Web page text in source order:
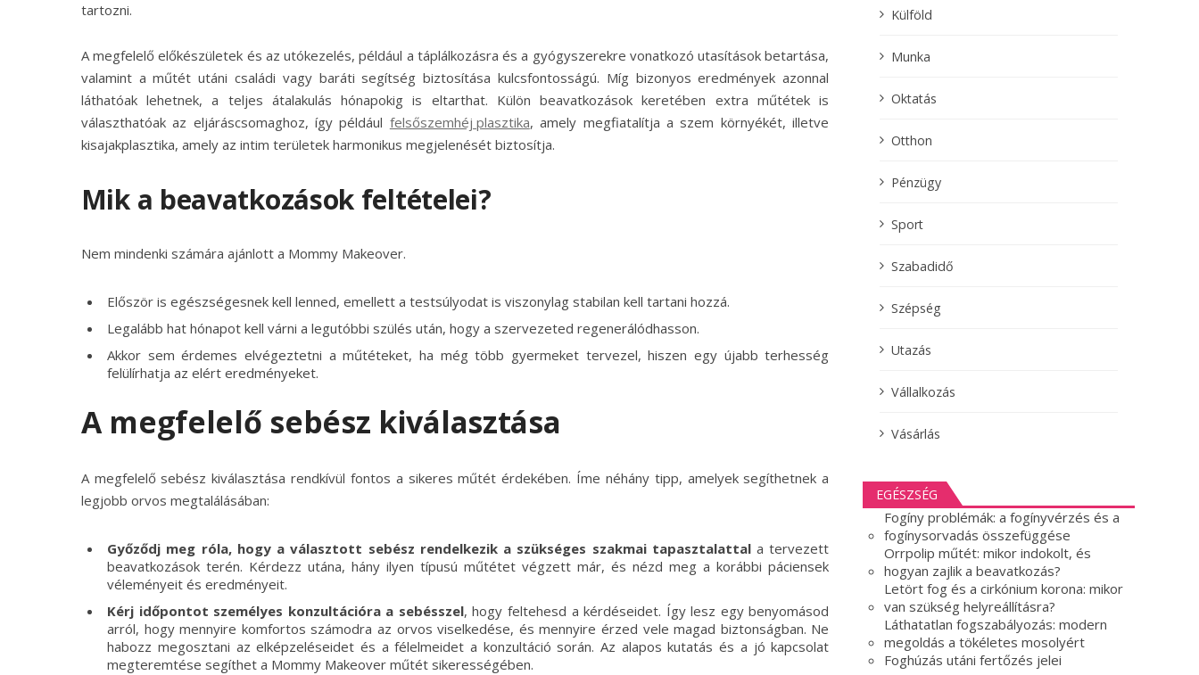
tartozni.
A megfelelő előkészületek és az utókezelés, például a táplálkozásra és a gyógyszerekre vonatkozó utasítások betartása,
valamint a műtét utáni családi vagy baráti segítség biztosítása kulcsfontosságú. Míg bizonyos eredmények azonnal
láthatóak lehetnek, a teljes átalakulás hónapokig is eltarthat. Külön beavatkozások keretében extra műtétek is
választhatóak az eljáráscsomaghoz, így például felsőszemhéj plasztika, amely megfiatalítja a szem környékét, illetve
kisajakplasztika, amely az intim területek harmonikus megjelenését biztosítja.
Mik a beavatkozások feltételei?
Nem mindenki számára ajánlott a Mommy Makeover.
Először is egészségesnek kell lenned, emellett a testsúlyodat is viszonylag stabilan kell tartani hozzá.
Legalább hat hónapot kell várni a legutóbbi szülés után, hogy a szervezeted regenerálódhasson.
Akkor sem érdemes elvégeztetni a műtéteket, ha még több gyermeket tervezel, hiszen egy újabb terhesség
felülírhatja az elért eredményeket.
A megfelelő sebész kiválasztása
A megfelelő sebész kiválasztása rendkívül fontos a sikeres műtét érdekében. Íme néhány tipp, amelyek segíthetnek a
legjobb orvos megtalálásában:
Győződj meg róla, hogy a választott sebész rendelkezik a szükséges szakmai tapasztalattala tervezett
beavatkozások terén. Kérdezz utána, hány ilyen típusú műtétet végzett már, és nézd meg a korábbi páciensek
véleményeit és eredményeit.
Kérj időpontot személyes konzultációra a sebésszel, hogy feltehesd a kérdéseidet. Így lesz egy benyomásod
arról, hogy mennyire komfortos számodra az orvos viselkedése, és mennyire érzed vele magad biztonságban. Ne
habozz megosztani az elképzeléseidet és a félelmeidet a konzultáció során. Az alapos kutatás és a jó kapcsolat
megteremtése segíthet a Mommy Makeover műtét sikerességében.
Külföld
Munka
Oktatás
Otthon
Pénzügy
Sport
Szabadidő
Szépség
Utazás
Vállalkozás
Vásárlás
EGÉSZSÉG
Fogíny problémák: a fogínyvérzés és a
fogínysorvadás összefüggése
Orrpolip műtét: mikor indokolt, és
hogyan zajlik a beavatkozás?
Letört fog és a cirkónium korona: mikor
van szükség helyreállításra?
Láthatatlan fogszabályozás: modern
megoldás a tökéletes mosolyért
Foghúzás utáni fertőzés jelei